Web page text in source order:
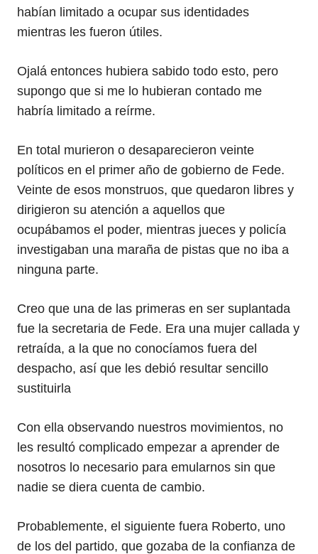
habían limitado a ocupar sus identidades
mientras les fueron útiles.
Ojalá entonces hubiera sabido todo esto, pero
supongo que si me lo hubieran contado me
habría limitado a reírme.
En total murieron o desaparecieron veinte
políticos en el primer año de gobierno de Fede.
Veinte de esos monstruos, que quedaron libres y
dirigieron su atención a aquellos que
ocupábamos el poder, mientras jueces y policía
investigaban una maraña de pistas que no iba a
ninguna parte.
Creo que una de las primeras en ser suplantada
fue la secretaria de Fede. Era una mujer callada y
retraída, a la que no conocíamos fuera del
despacho, así que les debió resultar sencillo
sustituirla
Con ella observando nuestros movimientos, no
les resultó complicado empezar a aprender de
nosotros lo necesario para emularnos sin que
nadie se diera cuenta de cambio.
Probablemente, el siguiente fuera Roberto, uno
de los del partido, que gozaba de la confianza de